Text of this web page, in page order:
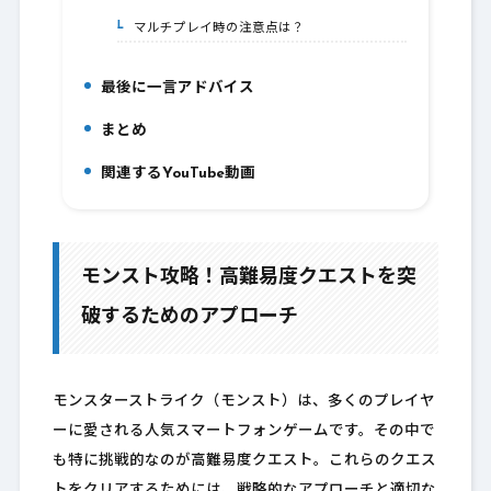
8-1. マルチプレイ時の注意点は？
9.最後に一言アドバイス
10.まとめ
11.関連するYouTube動画
モンスト攻略！高難易度クエストを突
破するためのアプローチ
モンスターストライク（モンスト）は、多くのプレイヤ
ーに愛される人気スマートフォンゲームです。その中で
も特に挑戦的なのが高難易度クエスト。これらのクエス